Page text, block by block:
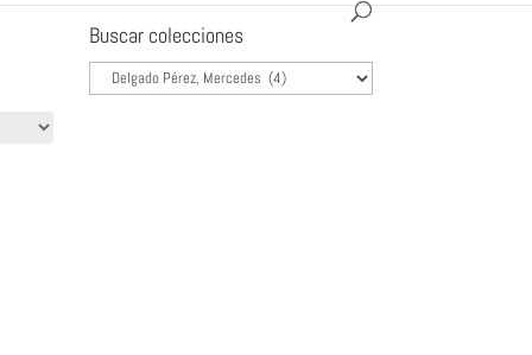
Buscar colecciones